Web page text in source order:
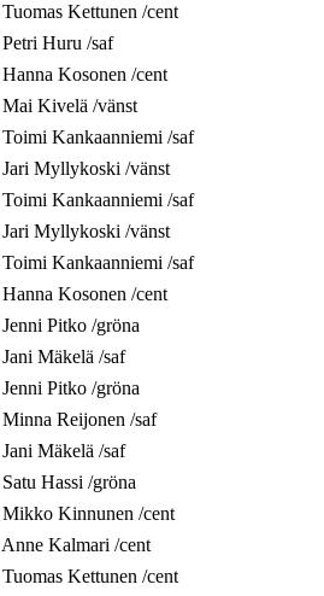
Tuomas Kettunen /cent
Petri Huru /saf
Hanna Kosonen /cent
Mai Kivelä /vänst
Toimi Kankaanniemi /saf
Jari Myllykoski /vänst
Toimi Kankaanniemi /saf
Jari Myllykoski /vänst
Toimi Kankaanniemi /saf
Hanna Kosonen /cent
Jenni Pitko /gröna
Jani Mäkelä /saf
Jenni Pitko /gröna
Minna Reijonen /saf
Jani Mäkelä /saf
Satu Hassi /gröna
Mikko Kinnunen /cent
Anne Kalmari /cent
Tuomas Kettunen /cent